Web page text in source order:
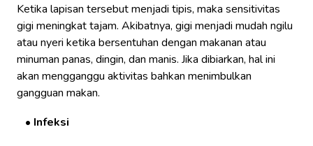
Ketika lapisan tersebut menjadi tipis, maka sensitivitas
gigi meningkat tajam. Akibatnya, gigi menjadi mudah ngilu
atau nyeri ketika bersentuhan dengan makanan atau
minuman panas, dingin, dan manis. Jika dibiarkan, hal ini
akan mengganggu aktivitas bahkan menimbulkan
gangguan makan.
Infeksi